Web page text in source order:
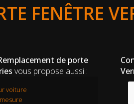
FENÊTRE
de porte
vous propose aussi :
voiture